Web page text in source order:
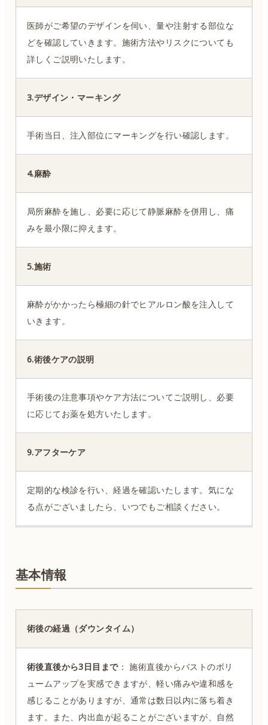
医師がご希望のデザインを伺い、量や注射する部位な
どを確認していきます。施術方法やリスクについても
詳しくご説明いたします。
3.デザイン・マーキング
手術当日、注入部位にマーキングを行い確認します。
4.麻酔
局所麻酔を施し、必要に応じて静脈麻酔を併用し、痛
みを最小限に抑えます。
5.施術
麻酔がかかったら極細の針でヒアルロン酸を注入して
いきます。
6.術後ケアの説明
手術後の注意事項やケア方法についてご説明し、必要
に応じてお薬を処方いたします。
9.アフターケア
定期的な検診を行い、経過を確認いたします。気にな
る点がございましたら、いつでもご相談ください。
基本情報
術後の経過（ダウンタイム）
術後直後から3日目まで： 施術直後からバストのボリ
ュームアップを実感できますが、軽い痛みや違和感を
感じることがありますが、通常は数日以内に落ち着き
ます。また、内出血が起ることがございますが、自然